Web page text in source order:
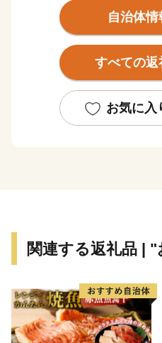
やお野菜。
そして、その恵みで育った
ブランド牛「佐賀牛」、ブ
それだけではなく、伝統・
ぜひ、お試し下さいませ♪
自治体
すべての返
お気に入
関連する返礼品 |